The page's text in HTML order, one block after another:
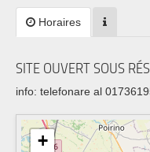
Horaires
SITE OUVERT SOUS
info: telefonare al
+